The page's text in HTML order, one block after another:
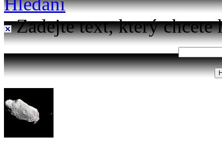
Zadejte text, který chcete